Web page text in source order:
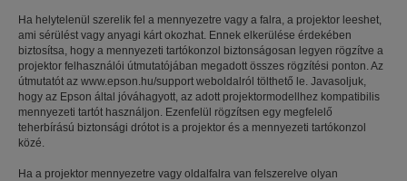
Ha helytelenül szerelik fel a mennyezetre vagy a falra, a projektor leeshet,
ami sérülést vagy anyagi kárt okozhat. Ennek elkerülése érdekében
biztosítsa, hogy a mennyezeti tartókonzol biztonságosan legyen rögzítve a
projektor felhasználói útmutatójában megadott összes rögzítési ponton. Az
útmutatót az www.epson.hu/support weboldalról tölthető le. Javasoljuk,
hogy az Epson által jóváhagyott, az adott projektormodellhez kompatibilis
mennyezeti tartót használjon. Ezenfelül rögzítsen egy megfelelő
teherbírású biztonsági drótot is a projektor és a mennyezeti tartókonzol
közé.
Ha a projektor mennyezetre vagy oldalfalra van felszerelve olyan